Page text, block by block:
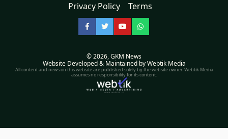
Privacy Policy Terms
Facebook
TwitterYouTubeWhatsApp
© 2026,GKM News
Website Developed & Maintained by Webtik Media
All content and news on this website are published solely by the website owner. Webtik Media
assumes no responsibility for its content.